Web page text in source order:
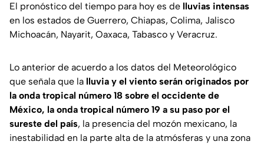
El pronóstico del tiempo para hoy es de lluvias intensas
en los estados de Guerrero, Chiapas, Colima, Jalisco
Michoacán, Nayarit, Oaxaca, Tabasco y Veracruz.
Lo anterior de acuerdo a los datos del Meteorológico
que señala que la lluvia y el viento serán originados por
la onda tropical número 18 sobre el occidente de
México, la onda tropical número 19 a su paso por el
sureste del país, la presencia del mozón mexicano, la
inestabilidad en la parte alta de la atmósferas y una zona